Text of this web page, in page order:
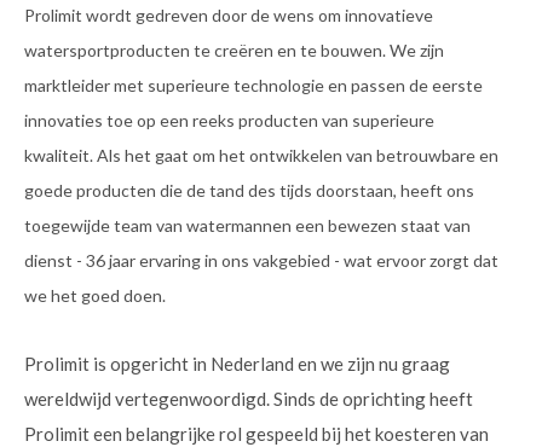
Prolimit wordt gedreven door de wens om innovatieve
watersportproducten te creëren en te bouwen. We zijn
marktleider met superieure technologie en passen de eerste
innovaties toe op een reeks producten van superieure
kwaliteit. Als het gaat om het ontwikkelen van betrouwbare en
goede producten die de tand des tijds doorstaan, heeft ons
toegewijde team van watermannen een bewezen staat van
dienst - 36 jaar ervaring in ons vakgebied - wat ervoor zorgt dat
we het goed doen.
Prolimit is opgericht in Nederland en we zijn nu graag
wereldwijd vertegenwoordigd. Sinds de oprichting heeft
Prolimit een belangrijke rol gespeeld bij het koesteren van